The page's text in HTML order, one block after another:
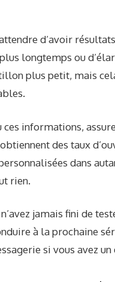
d’avoir
longtemps ou
plus petit, mais
ces informations,
des taux
dans
rien.
jamais fini de
à la prochaine
si vous avez